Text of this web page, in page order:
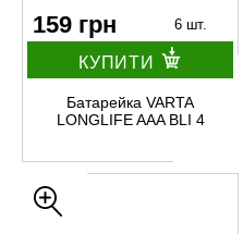
159 грн 6 шт.
КУПИТИ
Батарейка VARTA
LONGLIFE AAA BLI 4